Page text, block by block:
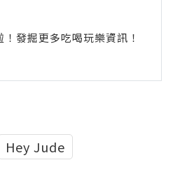
發掘更多吃喝玩樂資訊！
Hey Jude